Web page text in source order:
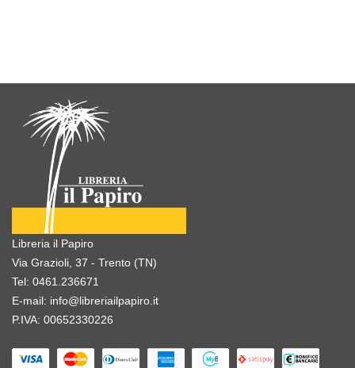
Libreria il Papiro
Via Grazioli, 37 - Trento (TN)
Tel: 0461.236671
E-mail: info@libreriailpapiro.it
P.IVA: 00652330226